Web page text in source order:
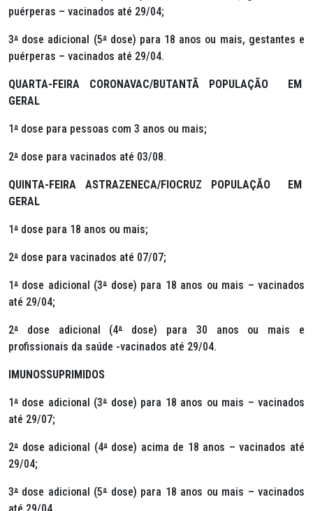
puérperas – vacinados até 29/04;
3ª dose adicional (5ªdose) para 18 anos ou mais, gestantes e
puérperas – vacinados até 29/04.
QUARTA-FEIRA CORONAVAC/BUTANTÃ POPULAÇÃO EM
GERAL
1ª dose para pessoas com 3 anos ou mais;
2ª dose para vacinados até 03/08.
QUINTA-FEIRA ASTRAZENECA/FIOCRUZ POPULAÇÃO EM
GERAL
1ª dose para 18 anos ou mais;
2ª dose para vacinados até 07/07;
1ª dose adicional (3ªdose) para 18 anos ou mais – vacinados
até 29/04;
2ª dose adicional (4ªdose) para 30 anos ou mais e
profissionais da saúde -vacinados até 29/04.
IMUNOSSUPRIMIDOS
1ª dose adicional (3ªdose) para 18 anos ou mais – vacinados
até 29/07;
2ª dose adicional (4ªdose) acima de 18 anos – vacinados até
29/04;
3ª dose adicional (5ªdose) para 18 anos ou mais – vacinados